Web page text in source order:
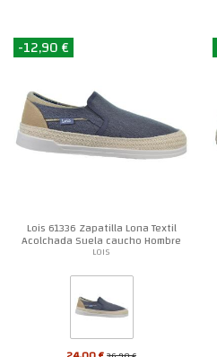
-12,90 €
Lois 61336 Zapatilla Lona Textil
Acolchada Suela caucho Hombre
LOIS